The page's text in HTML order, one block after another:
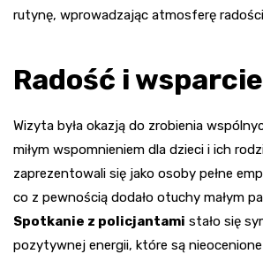
rutynę, wprowadzając atmosferę
Radość i wsparcie
Wizyta była okazją do zrobienia
miłym wspomnieniem dla dzieci i ich
zaprezentowali się jako osoby pełne
co z pewnością dodało otuchy małym
Spotkanie z policjantami stało się
pozytywnej energii, które są